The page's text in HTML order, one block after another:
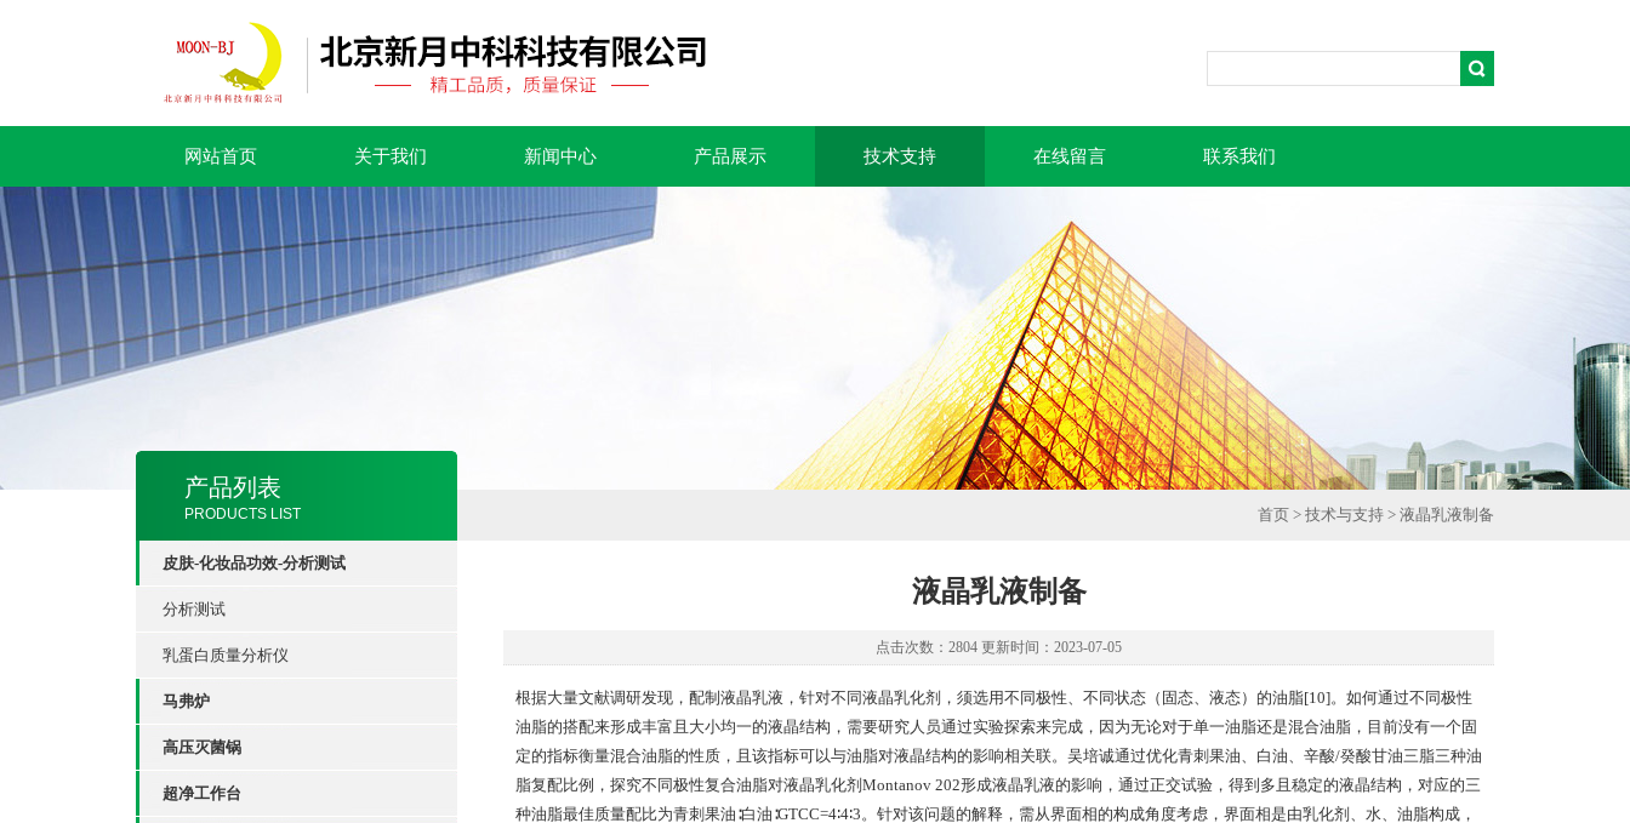
网站首页 关于我们 新闻中心 产品展示 技术支持 在线留言 联系我们
产品列表
PRODUCTS LIST
皮肤-化妆品功效-分析测试
分析测试
乳蛋白质量分析仪
马弗炉
高压灭菌锅
超净工作台
首页 > 技术与支持 > 液晶乳液制备
液晶乳液制备
点击次数：2804 更新时间：2023-07-05
根据大量文献调研发现，配制液晶乳液，针对不同液晶乳化剂，须选用不同极性、不同状态（固态、液态）的油脂[10]。如何通过不同极性
油脂的搭配来形成丰富且大小均一的液晶结构，需要研究人员通过实验探索来完成，因为无论对于单一油脂还是混合油脂，目前没有一个固
定的指标衡量混合油脂的性质，且该指标可以与油脂对液晶结构的影响相关联。吴培诚通过优化青刺果油、白油、辛酸/癸酸甘油三脂三种油
脂复配比例，探究不同极性复合油脂对液晶乳化剂Montanov 202形成液晶乳液的影响，通过正交试验，得到多且稳定的液晶结构，对应的三
种油脂最佳质量配比为青刺果油∶白油∶GTCC=4∶4∶3。针对该问题的解释，需从界面相的构成角度考虑，界面相是由乳化剂、水、油脂构成，